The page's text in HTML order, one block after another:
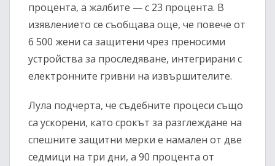
процента, а жалбите — с 23 процента. В
изявлението се съобщава още, че повече от
6 500 жени са защитени чрез преносими
устройства за проследяване, интегрирани с
електронните гривни на извършителите.
Лула подчерта, че съдебните процеси също
са ускорени, като срокът за разглеждане на
спешните защитни мерки е намален от две
седмици на три дни, а 90 процента от